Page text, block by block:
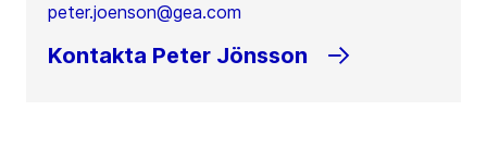
peter.joenson@gea.com
Kontakta Peter Jönsson